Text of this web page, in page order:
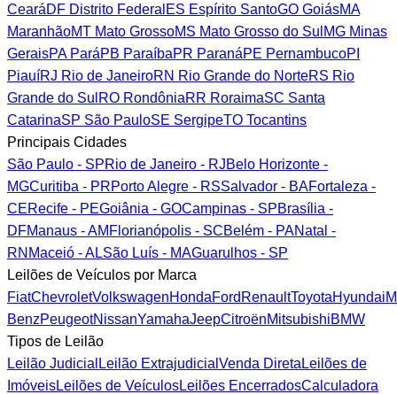
CearáDF Distrito Federal ES Espírito SantoGO GoiásMA
MaranhãoMT Mato GrossoMS Mato Grosso do Sul MG Minas
GeraisPAParáPB ParaíbaPR ParanáPE PernambucoPI
PiauíRJ Rio de JaneiroRN Rio Grande do NorteRS Rio
Grande do Sul RO RondôniaRR RoraimaSC Santa
CatarinaSP São PauloSE SergipeTO Tocantins
Principais Cidades
São Paulo - SPRio de Janeiro - RJBelo Horizonte -
MGCuritiba - PRPorto Alegre - RSSalvador - BAFortaleza -
CERecife - PEGoiânia - GOCampinas - SPBrasília -
DFManaus - AM Florianópolis - SCBelém - PANatal -
RN Maceió - ALSão Luís - MAGuarulhos - SP
Leilões de Veículos por Marca
FiatChevroletVolkswagenHondaFord RenaultToyotaHyundai
BenzPeugeotNissanYamahaJeepCitroënMitsubishiBMW
Tipos de Leilão
Leilão Judicial Leilão Extrajudicial Venda Direta Leilões de
ImóveisLeilões de VeículosLeilões EncerradosCalculadora